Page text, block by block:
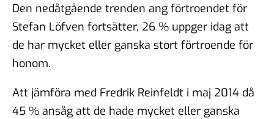
Den nedåtgående trenden ang förtroendet för
Stefan Löfven fortsätter, 26 % uppger idag att
de har mycket eller ganska stort förtroende för
honom.
Att jämföra med Fredrik Reinfeldt i maj 2014 då
45 % ansåg att de hade mycket eller ganska